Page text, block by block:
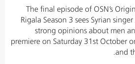
The final episode of OSN’s
Rigala Season 3 sees Syrian
strong opinions about men
premiere on Saturday 31st October
and